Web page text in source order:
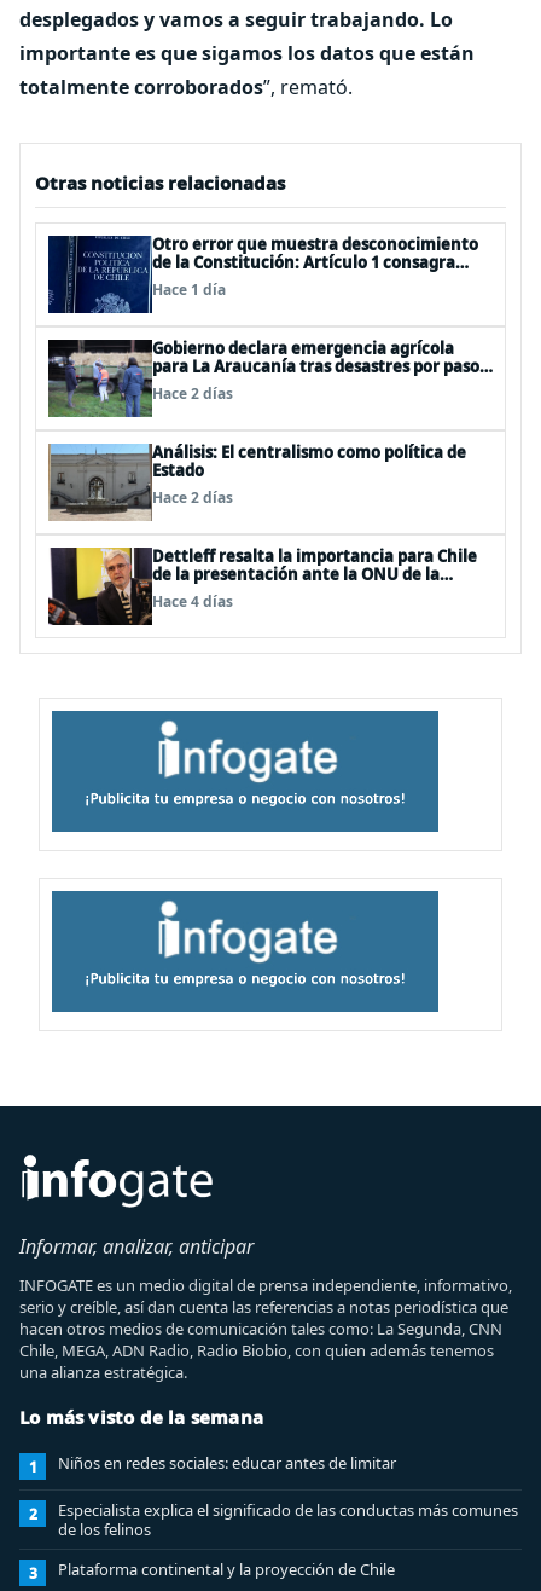
desplegados y vamos a seguir trabajando. Lo
importante es que sigamos los datos que están
totalmente corroborados”, remató.
Otras noticias relacionadas
Otro error que muestra desconocimiento
de la Constitución: Artículo 1 consagra
resguardar la seguridad nacional y
proteger a los ciudadanos
Hace 1 día
Gobierno declara emergencia agrícola
para La Araucanía tras desastres por pasos
de sistemas frontales
Hace 2 días
Análisis: El centralismo como política de
Estado
Hace 2 días
Dettleff resalta la importancia para Chile
de la presentación ante la ONU de la
Plataforma Continental Extendida del
Archipiélago Juan Fernández
Hace 4 días
Informar, analizar, anticipar
INFOGATE es un medio digital de prensa independiente, informativo,
serio y creíble, así dan cuenta las referencias a notas periodística que
hacen otros medios de comunicación tales como: La Segunda, CNN
Chile, MEGA, ADN Radio, Radio Biobio, con quien además tenemos
una alianza estratégica.
Lo más visto de la semana
1 Niños en redes sociales: educar antes de limitar
2
Especialista explica el significado de las conductas más comunes
de los felinos
3 Plataforma continental y la proyección de Chile